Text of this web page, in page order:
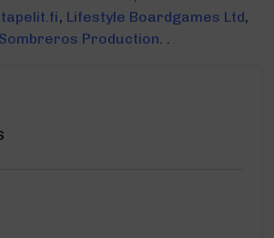
, Lifestyle Boardgames Ltd,
Sombreros Production. .